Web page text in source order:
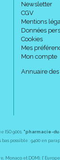
Newsletter
CGV
Mentions
Données
Cookies
Mes
Mon compte
Annuaire
ISO 9001. "pharmacie-
possible : 9400 en
et DOM), l'